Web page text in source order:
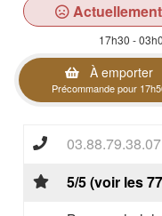
17h30 -
À emporter
Précommande pour
03.88.79.38.07
5/5 (voir les